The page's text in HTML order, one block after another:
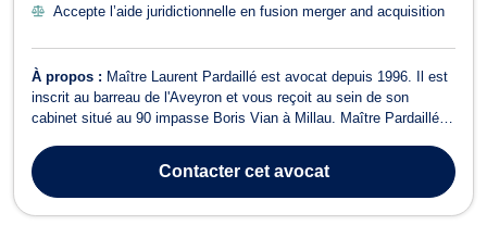
Accepte l’aide juridictionnelle en fusion merger and acquisition
À propos : Maître Laurent Pardaillé est avocat depuis 1996. Il est
inscrit au barreau de l'Aveyron et vous reçoit au sein de son
cabinet situé au 90 impasse Boris Vian à Millau. Maître Pardaillé
droit des obligations (droit des contrats), ou que pour des questions
de r...
Contactercet avocat